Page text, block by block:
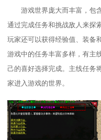
游戏世界庞大而丰富，包
通过完成任务和挑战敌人来探
玩家还可以获得经验值、装备
游戏中的任务丰富多样，有主
己的喜好选择完成。主线任务
家进入游戏的世界。